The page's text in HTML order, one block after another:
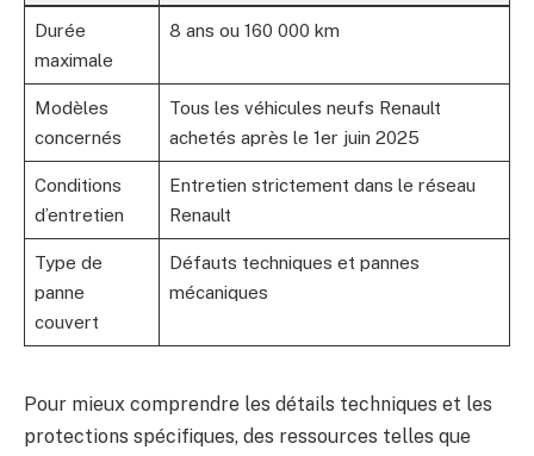
Durée
maximale
8 ans ou 160 000 km
Modèles
concernés
Tous les véhicules neufs Renault
achetés après le 1er juin 2025
Conditions
d’entretien
Entretien strictement dans le réseau
Renault
Type de
panne
couvert
Défauts techniques et pannes
mécaniques
Pour mieux comprendre les détails techniques et les
protections spécifiques, des ressources telles que